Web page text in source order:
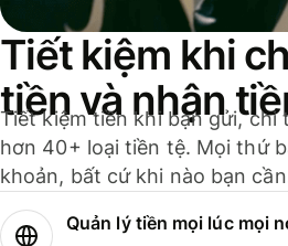
Tiết kiệm khi
tiền và nhận
Tiết kiệm tiền khi bạn gửi, chi
hơn 40+ loại tiền tệ. Mọi thứ
khoản, bất cứ khi nào bạn
Quản lý tiền mọi lúc mọi